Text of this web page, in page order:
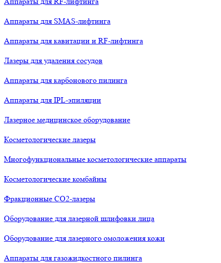
Аппараты для SMAS-лифтинга
Аппараты для кавитации и RF-лифтинга
Лазеры для удаления сосудов
Аппараты для карбонового пилинга
Аппараты для IPL-эпиляции
Лазерное медицинское оборудование
Косметологические лазеры
Многофункциональные косметологические аппараты
Косметологические комбайны
Фракционные СО2-лазеры
Оборудование для лазерной шлифовки лица
Оборудование для лазерного омоложения кожи
Аппараты для газожидкостного пилинга